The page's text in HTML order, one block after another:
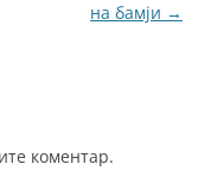
на бамји →
коментар.